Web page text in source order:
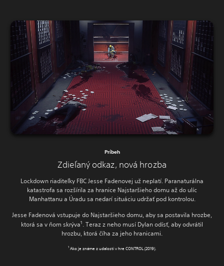
Príbeh
Zdieľaný odkaz, nová hrozba
Lockdown riaditeľky FBC Jesse Fadenovej už neplatí. Paranaturálna
katastrofa sa rozšírila za hranice Najstaršieho domu až do ulíc
Manhattanu a Úradu sa nedarí situáciu udržať pod kontrolou.
Jesse Fadenová vstupuje do Najstaršieho domu, aby sa postavila hrozbe,
ktorá sa v ňom skrýva1. Teraz z neho musí Dylan odísť, aby odvrátil
hrozbu, ktorá číha za jeho hranicami.
1 Ako je známe z udalostí v hre CONTROL (2019).